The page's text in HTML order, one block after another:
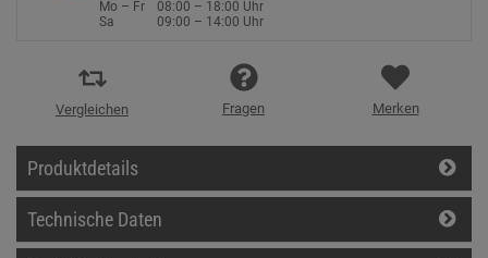
Mo – Fr
08:00 – 18:00 Uhr
Sa
09:00 – 14:00 Uhr
Vergleichen Fragen Merken
Produktdetails
Technische Daten